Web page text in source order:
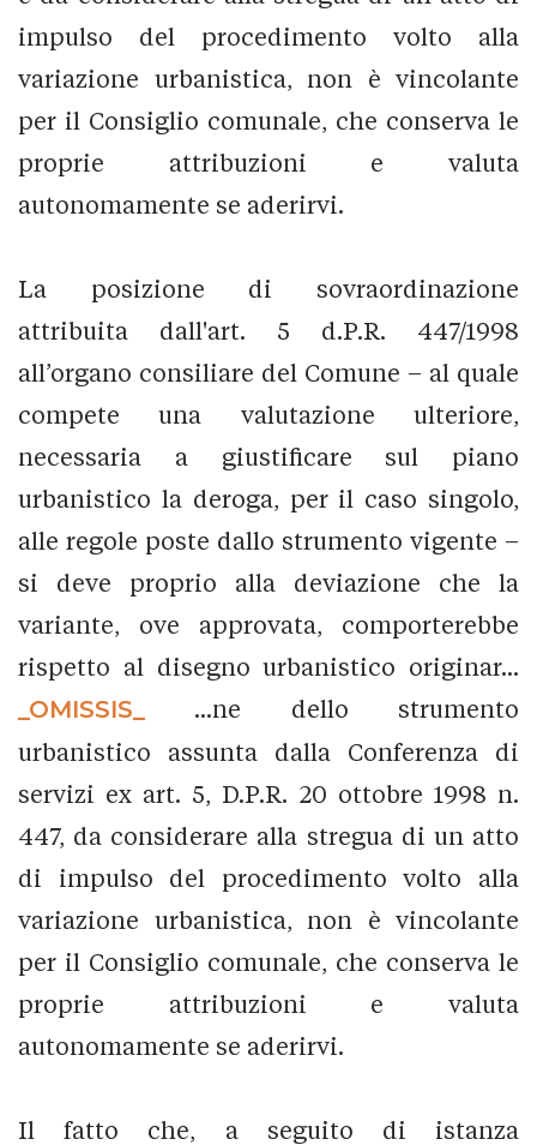
impulso del procedimento volto alla
variazione urbanistica, non è vincolante
per il Consiglio comunale, che conserva le
proprie attribuzioni e valuta
autonomamente se aderirvi.
La posizione di sovraordinazione
attribuita dall'art. 5 d.P.R. 447/1998
all’organo consiliare del Comune – al quale
compete una valutazione ulteriore,
necessaria a giustificare sul piano
urbanistico la deroga, per il caso singolo,
alle regole poste dallo strumento vigente –
si deve proprio alla deviazione che la
variante, ove approvata, comporterebbe
rispetto al disegno urbanistico originar...
_OMISSIS_
...ne dello strumento
urbanistico assunta dalla Conferenza di
servizi ex art. 5, D.P.R. 20 ottobre 1998 n.
447, da considerare alla stregua di un atto
di impulso del procedimento volto alla
variazione urbanistica, non è vincolante
per il Consiglio comunale, che conserva le
proprie attribuzioni e valuta
autonomamente se aderirvi.
Il fatto che, a seguito di istanza